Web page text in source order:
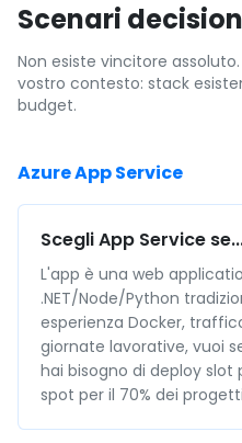
Scenari
Non esiste vincitore
vostro contesto: stack
budget.
Azure App Service
Scegli App Service
L'app è una web
.NET/Node/Python
esperienza Docker,
giornate lavorative, vuoi
hai bisogno di deploy
spot per il 70% dei